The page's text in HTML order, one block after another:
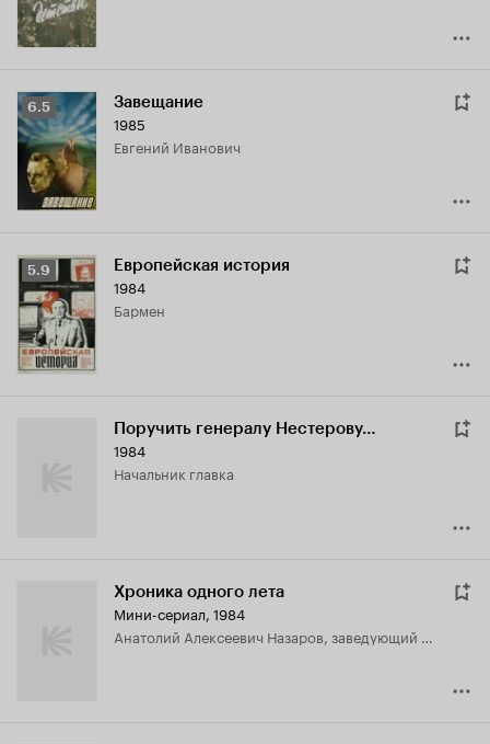
Рейтинг
Кинопоиска
6.5
6.5 Завещание
1985
Евгений Иванович
Рейтинг
Кинопоиска
5.9
5.9 Европейская история
1984
бармен
Поручить генералу Нестерову…
1984
начальник главка
Хроника одного лета
Мини-сериал, 1984
Анатолий Алексеевич Назаров, заведующий магазина 'Хозтовары'